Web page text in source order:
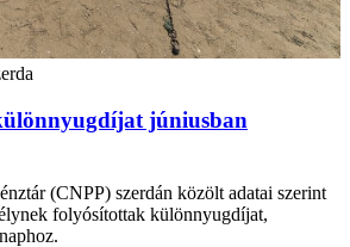
júniusban
(CNPP) szerdán közölt adatai szerint
folyósítottak különnyugdíjat,